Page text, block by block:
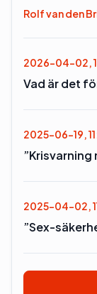
Rolf van den
2026-04-02,
Vad är det
2025-06-19,
2025-04-02,
”Sex-